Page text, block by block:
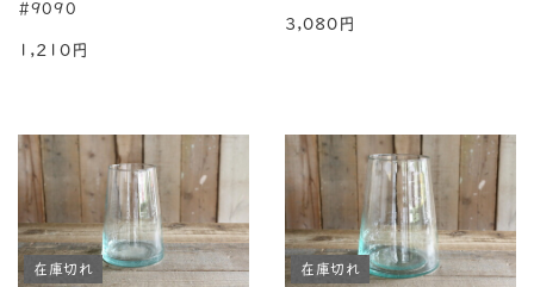
#9090
1,210円
3,080円
在庫切れ 在庫切れ